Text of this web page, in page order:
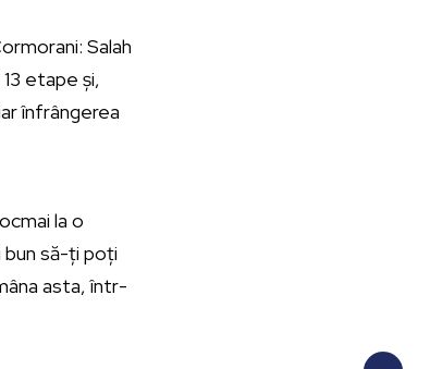
Salah
etape și,
înfrângerea
la o
bun să-ți poți
asta, într-